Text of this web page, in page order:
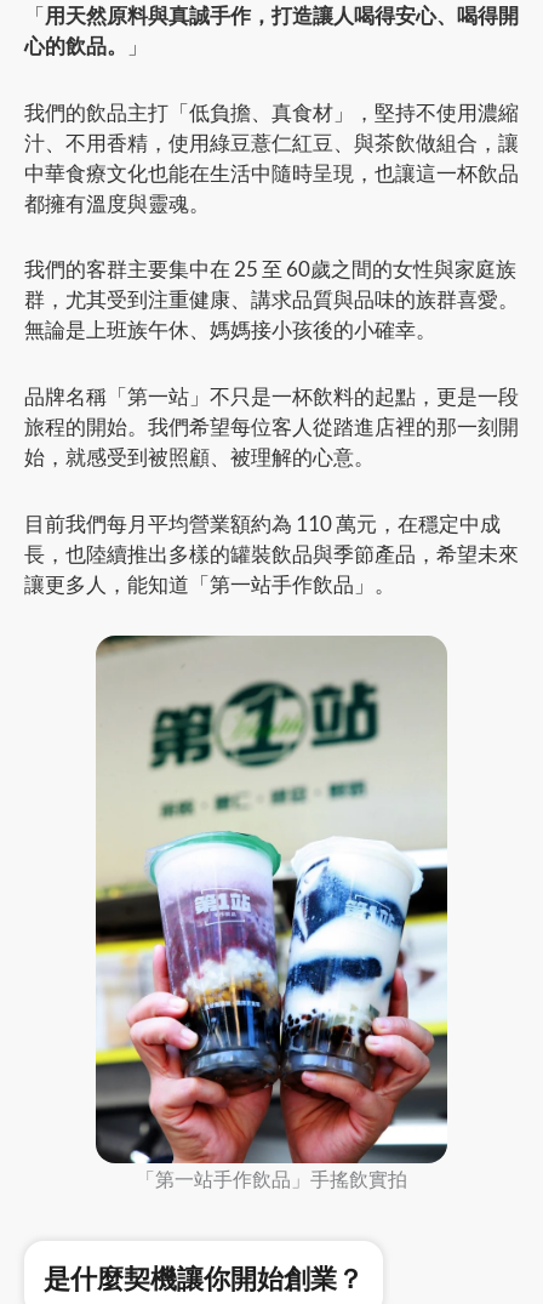
「用天然原料與真誠手作，打造讓人喝得安心、喝得開
心的飲品。
」
我們的飲品主打「低負擔、真食材」，堅持不使用濃縮
汁、不用香精，使用綠豆薏仁紅豆、與茶飲做組合，讓
中華食療文化也能在生活中隨時呈現，也讓這一杯飲品
都擁有溫度與靈魂。
我們的客群主要集中在 25 至 60歲之間的女性與家庭族
群，尤其受到注重健康、講求品質與品味的族群喜愛。
無論是上班族午休、媽媽接小孩後的小確幸。
品牌名稱「第一站」不只是一杯飲料的起點，更是一段
旅程的開始。我們希望每位客人從踏進店裡的那一刻開
始，就感受到被照顧、被理解的心意。
目前我們每月平均營業額約為 110 萬元，在穩定中成
長，也陸續推出多樣的罐裝飲品與季節產品，希望未來
讓更多人，能知道「第一站手作飲品」。
「第一站手作飲品」手搖飲實拍
是什麼契機讓你開始創業？